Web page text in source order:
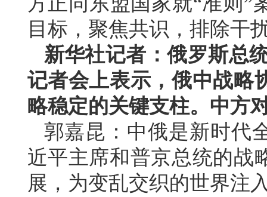
目标，聚焦共识，排除干
新华社记者：俄罗斯总
记者会上表示，俄中战略
略稳定的关键支柱。中方
郭嘉昆：中俄是新时代
近平主席和普京总统的战
展，为变乱交织的世界注